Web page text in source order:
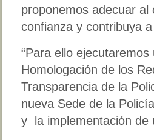
proponemos adecuar al
confianza y contribuya
“Para ello
Homologación de los
Transparencia de la
nueva Sede de la
y la implementación de